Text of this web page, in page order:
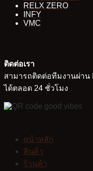
RELX ZERO
INFY
VMC
ติดต่อเรา
สามารถติดต่อทีมงานผ่าน
ได้ตลอด 24 ชั่วโมง
หน้าหลัก
สินค้า
ร้านค้า